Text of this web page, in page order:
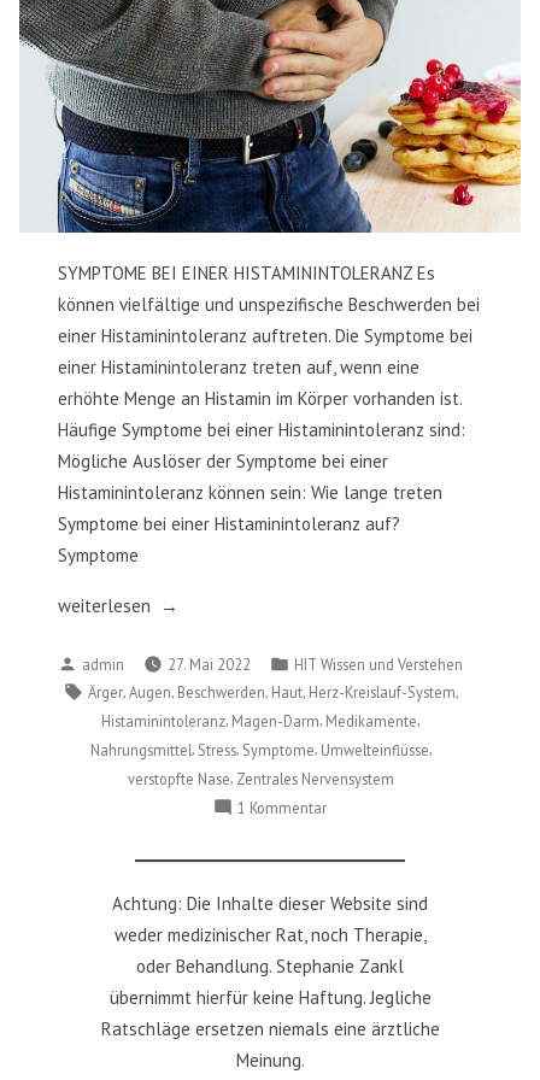
SYMPTOME BEI EINER HISTAMININTOLERANZ Es
können vielfältige und unspezifische Beschwerden bei
einer Histaminintoleranz auftreten. Die Symptome bei
einer Histaminintoleranz treten auf, wenn eine
erhöhte Menge an Histamin im Körper vorhanden ist.
Häufige Symptome bei einer Histaminintoleranz sind:
Mögliche Auslöser der Symptome bei einer
Histaminintoleranz können sein: Wie lange treten
Symptome bei einer Histaminintoleranz auf?
Symptome
„Histaminintoleranz
erkennen“
weiterlesen
Verfasst
von
admin 27. Mai 2022
Veröffentlicht
in
HIT Wissen und Verstehen
Schlagwörter:
Ärger, Augen Beschwerden Haut, Herz-Kreislauf-System
Histaminintoleranz, Magen-Darm, Medikamente,
Nahrungsmittel, Stress, Symptome, Umwelteinflüsse,
verstopfte Nase Zentrales Nervensystem
1 Kommentarzu
Symptome
Achtung: Die Inhalte dieser Website sind
weder medizinischer Rat, noch Therapie,
oder Behandlung. Stephanie Zankl
übernimmt hierfür keine Haftung. Jegliche
Ratschläge ersetzen niemals eine ärztliche
Meinung.